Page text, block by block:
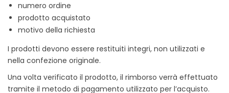
numero ordine
prodotto acquistato
motivo della richiesta
I prodotti devono essere restituiti integri, non utilizzati e
nella confezione originale.
Una volta verificato il prodotto, il rimborso verrà effettuato
tramite il metodo di pagamento utilizzato per l’acquisto.